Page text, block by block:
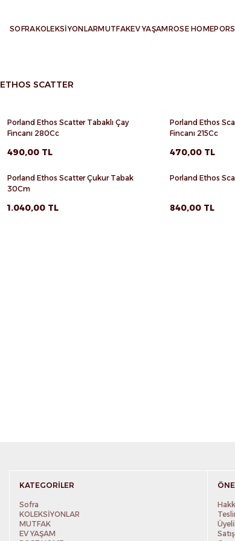
SOFRAKOLEKSİYONLARMUTFAKEV YAŞAMROSE HOME
ETHOS SCATTER
Favorilere Ekle
Porland Ethos Scatter Tabaklı Çay
Fincanı 280Cc
490,00 TL
Favorilere Ekle
Porland Ethos
Fincanı 215Cc
470,00TL
Favorilere Ekle
Porland Ethos Scatter Çukur Tabak
30Cm
1.040,00 TL
Porland Ethos
840,00TL
KATEGORILER
Sofra
KOLEKSİYONLAR
MUTFAK
EV YAŞAM